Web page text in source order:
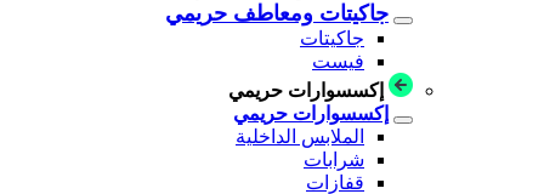
جاكيتات ومعاطف حريمي
جاكيتات
فيست
إكسسوارات حريمي
إكسسوارات حريمي
الملابس الداخلية
شرابات
قفازات